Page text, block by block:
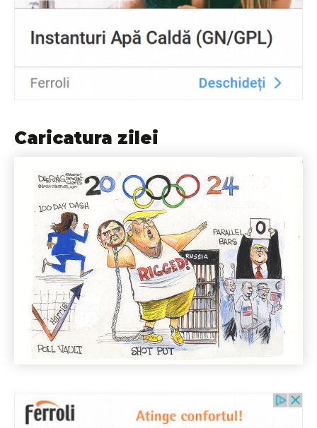
Caricatura zilei